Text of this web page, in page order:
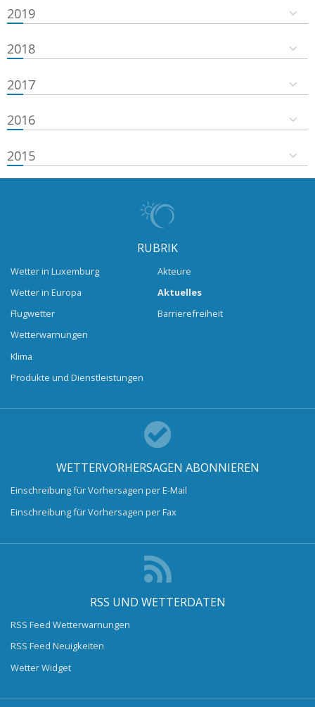
2019
2018
2017
2016
2015
RUBRIK
Wetter in Luxemburg
Wetter in Europa
Flugwetter
Wetterwarnungen
Klima
Produkte und Dienstleistungen
Akteure
Aktuelles
Barrierefreiheit
WETTERVORHERSAGEN ABONNIEREN
Einschreibung für Vorhersagen per E-Mail
Einschreibung für Vorhersagen per Fax
RSS UND WETTERDATEN
RSS Feed Wetterwarnungen
RSS Feed Neuigkeiten
Wetter Widget